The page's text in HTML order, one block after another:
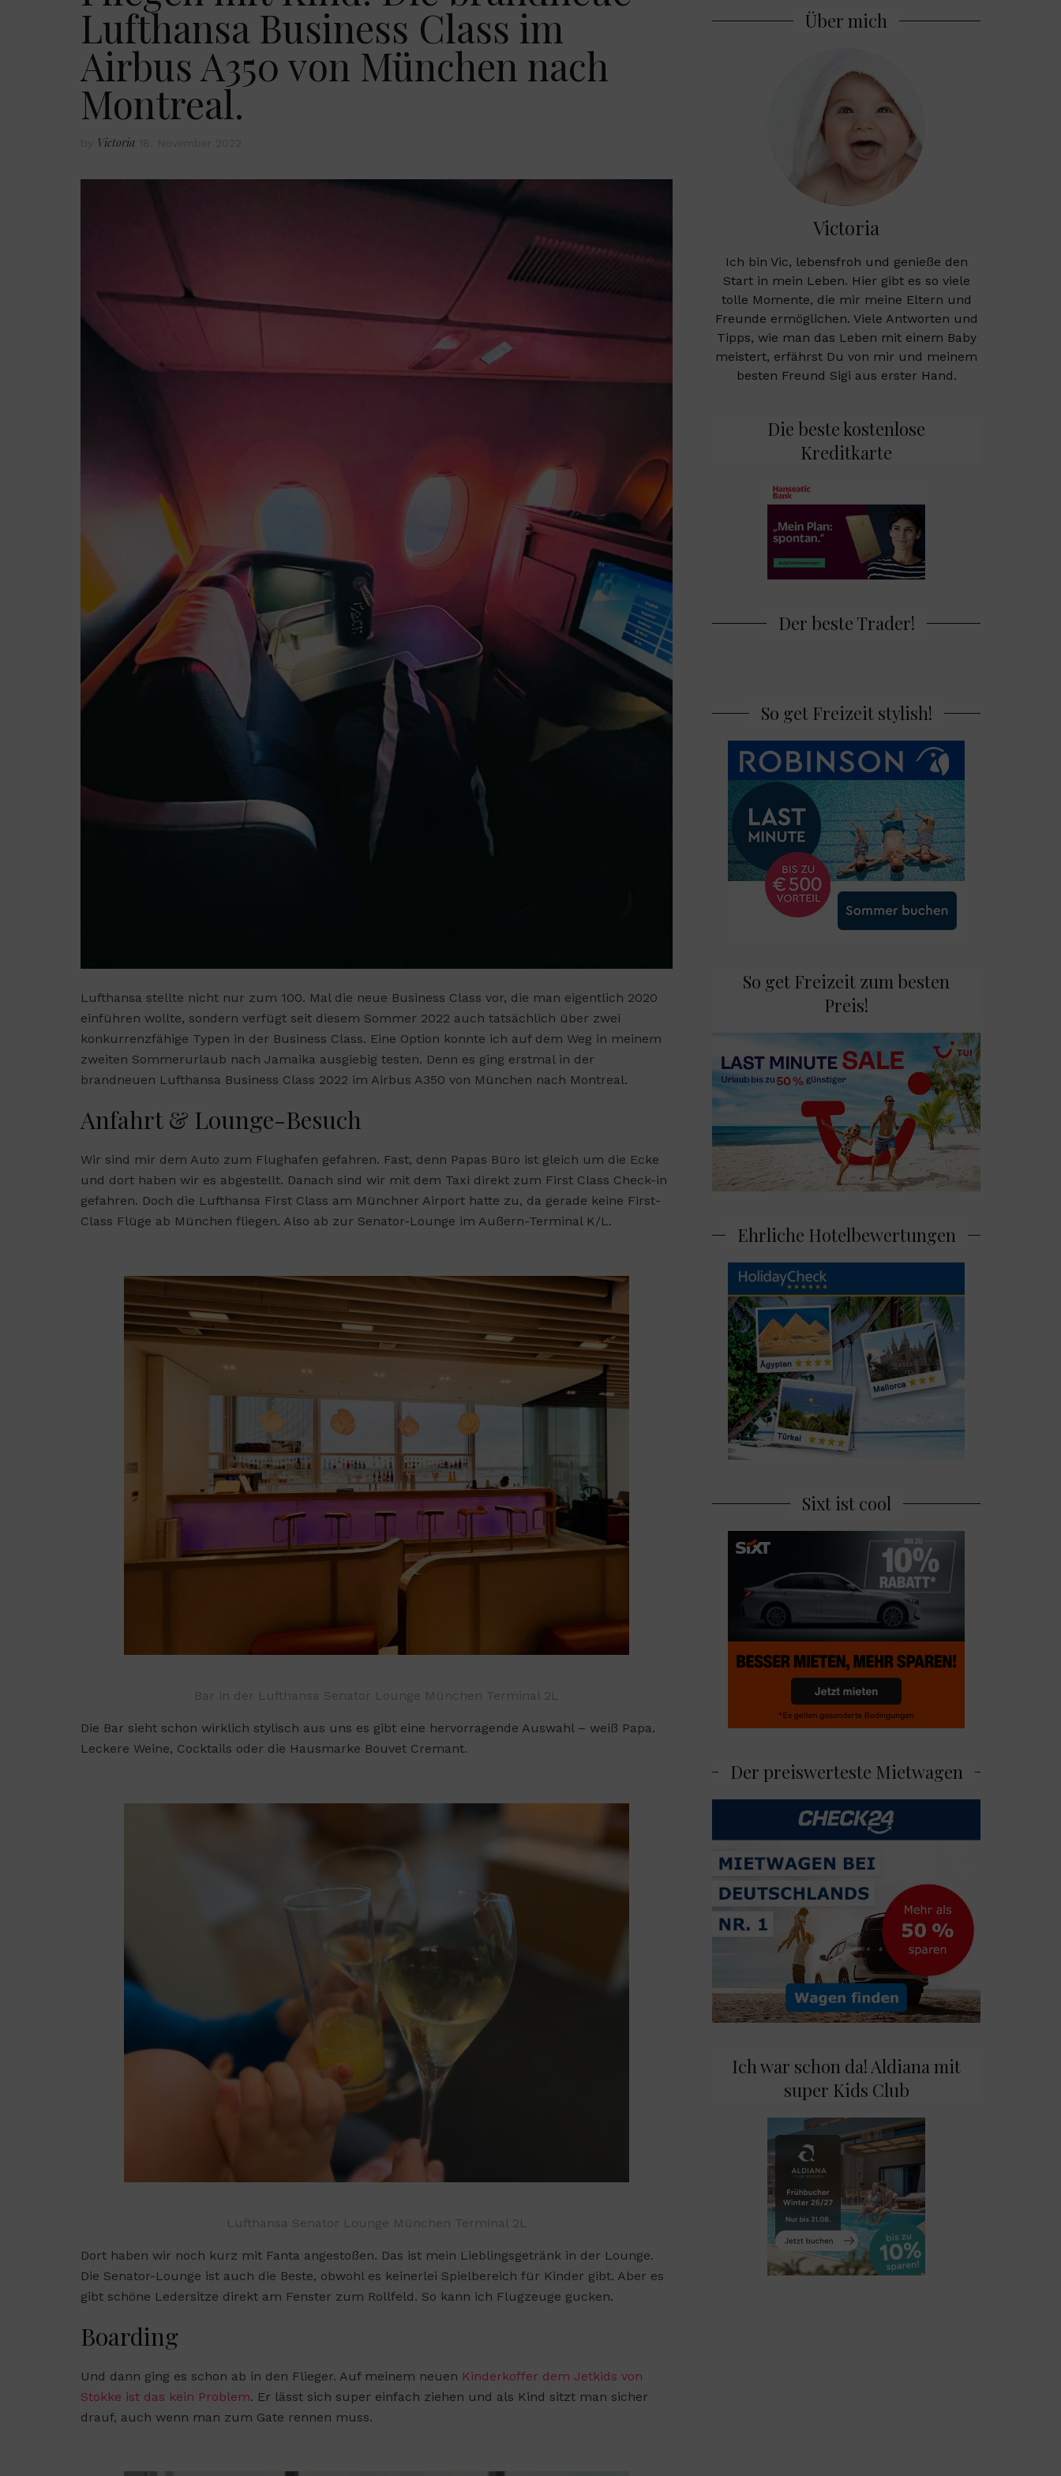
Lufthansa Business Class im
Airbus A350 von München nach
Montreal.
Victoria
Lufthansa stellte nicht nur zum 100. Mal die neue Business Class vor, die man eigentlich 2020
einführen wollte, sondern verfügt seit diesem Sommer 2022 auch tatsächlich über zwei
konkurrenzfähige Typen in der Business Class. Eine Option konnte ich auf dem Weg in meinem
zweiten Sommerurlaub nach Jamaika ausgiebig testen. Denn es ging erstmal in der
brandneuen Lufthansa Business Class 2022 im Airbus A350 von München nach Montreal.
Anfahrt & Lounge-Besuch
Wir sind mir dem Auto zum Flughafen gefahren. Fast, denn Papas Büro ist gleich um die Ecke
und dort haben wir es abgestellt. Danach sind wir mit dem Taxi direkt zum First Class Check-in
gefahren. Doch die Lufthansa First Class am Münchner Airport hatte zu, da gerade keine First-
Class Flüge ab München fliegen. Also ab zur Senator-Lounge im Außern-Terminal K/L.
Bar in der Lufthansa Senator Lounge München Terminal 2L
Die Bar sieht schon wirklich stylisch aus uns es gibt eine hervorragende Auswahl – weiß Papa.
Leckere Weine, Cocktails oder die Hausmarke Bouvet Cremant.
Lufthansa Senator Lounge München Terminal 2L
Dort haben wir noch kurz mit Fanta angestoßen. Das ist mein Lieblingsgetränk in der Lounge.
Die Senator-Lounge ist auch die Beste, obwohl es keinerlei Spielbereich für Kinder gibt. Aber es
gibt schöne Ledersitze direkt am Fenster zum Rollfeld. So kann ich Flugzeuge gucken.
Boarding
Und dann ging es schon ab in den Flieger. Auf meinem neuen Kinderkoffer dem Jetkids von
Stokke ist das kein Problem. Er lässt sich super einfach ziehen und als Kind sitzt man sicher
drauf, auch wenn man zum Gate rennen muss.
Über mich
Victoria
Ich bin Vic, lebensfroh und genieße den
Start in mein Leben. Hier gibt es so viele
tolle Momente, die mir meine Eltern und
Freunde ermöglichen. Viele Antworten und
Tipps, wie man das Leben mit einem Baby
meistert, erfährst Du von mir und meinem
besten Freund Sigi aus erster Hand.
Die beste kostenlose
Kreditkarte
Der beste Trader!
So get Freizeit stylish!
So get Freizeit zum besten
Preis!
Ehrliche Hotelbewertungen
Sixt ist cool
Der preiswerteste Mietwagen
Ich war schon da! Aldiana mit
super Kids Club